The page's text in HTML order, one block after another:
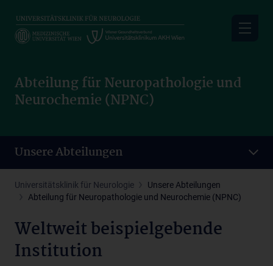
main
Abteilung für Neuropathologie und
Neurochemie (NPNC)
Unsere Abteilungen
Universitätsklinik für Neurologie
Unsere Abteilungen
Abteilung für Neuropathologie und Neurochemie (NPNC)
Weltweit beispielgebende
Institution